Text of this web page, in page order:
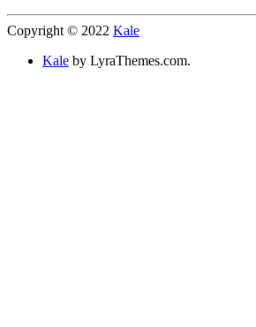
Copyright © 2022 Kale
Kale by LyraThemes.com.